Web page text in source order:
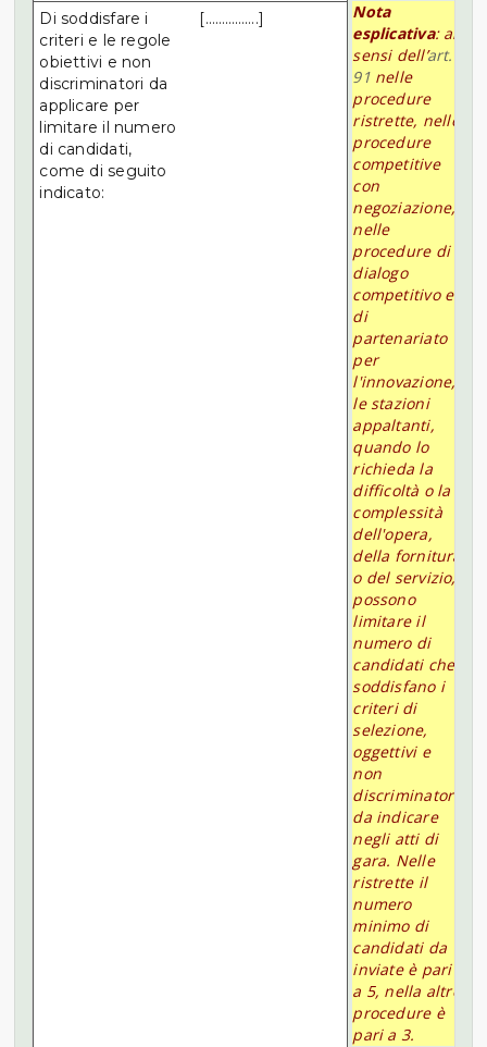
Di soddisfare i
criteri e le regole
obiettivi e non
discriminatori da
applicare per
limitare il numero
di candidati,
come di seguito
indicato:
[…………….]
Nota
esplicativa: ai
sensi dell’art.
91nelle
procedure
ristrette, nelle
procedure
competitive
con
negoziazione,
nelle
procedure di
dialogo
competitivo e
di
partenariato
per
l'innovazione,
le stazioni
appaltanti,
quando lo
richieda la
difficoltà o la
complessità
dell'opera,
della fornitura
o del servizio,
possono
limitare il
numero di
candidati che
soddisfano i
criteri di
selezione,
oggettivi e
non
discriminatori,
da indicare
negli atti di
gara. Nelle
ristrette il
numero
minimo di
candidati da
inviate è pari
a 5, nella altre
procedure è
pari a 3.